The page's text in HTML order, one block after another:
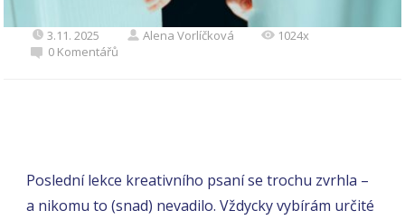
3.11. 2025 Alena Vorlíčková
1024x
0 Komentářů
Poslední lekce kreativního psaní se trochu zvrhla –
a nikomu to (snad) nevadilo. Vždycky vybírám určité